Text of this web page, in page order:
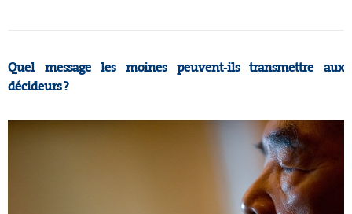
Quel message les moines peuvent-ils transmettre aux
décideurs ?